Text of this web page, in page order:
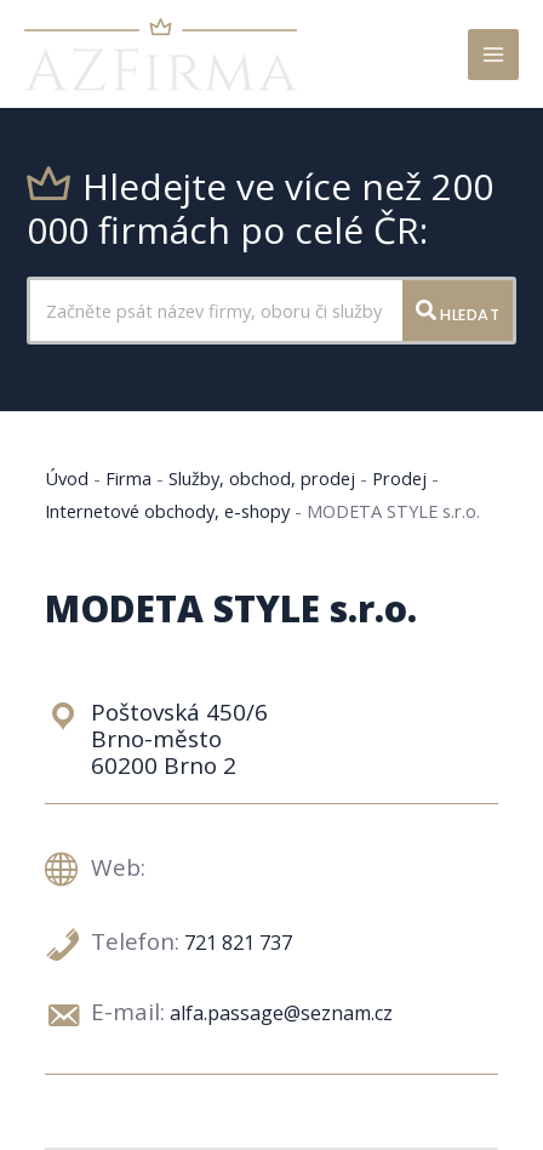
Hledejte ve více než 200
000 firmách po celé ČR:
HLEDAT
Úvod - Firma -Služby, obchod, prodej - Prodej -
Internetové obchody, e-shopy- MODETA STYLE s.r.o.
MODETA STYLE s.r.o.
Poštovská 450/6
Brno-město
60200 Brno 2
Web:
Telefon: 721 821 737
E-mail: alfa.passage@seznam.cz